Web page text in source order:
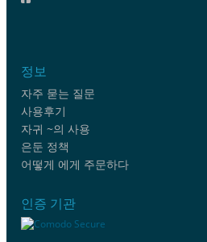
정보
자주 묻는 질문
사용후기
자귀 ~의 사용
은둔 정책
어떻게 에게 주문하다
인증 기관